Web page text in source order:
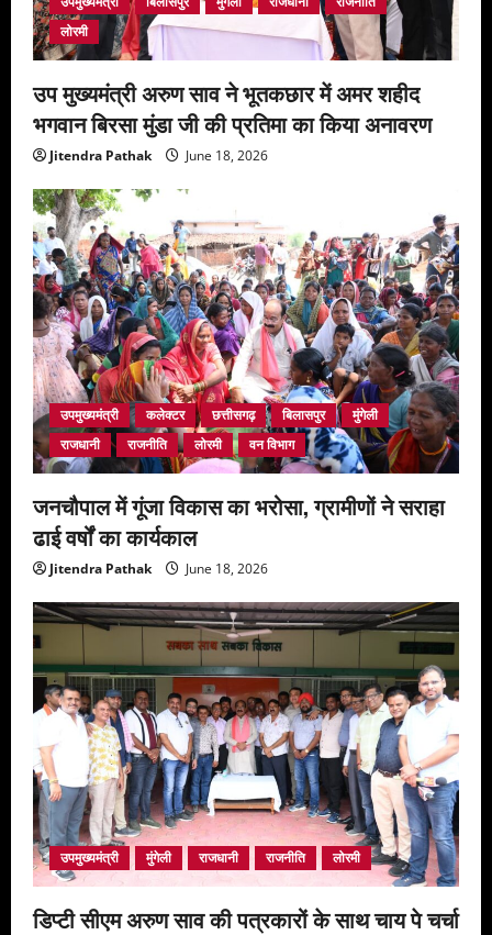
लोरमी
उप मुख्यमंत्री अरुण साव ने भूतकछार में अमर शहीद
भगवान बिरसा मुंडा जी की प्रतिमा का किया अनावरण
Jitendra Pathak June 18, 2026
उपमुख्यमंत्री कलेक्टर छत्तीसगढ़ बिलासपुर
मुंगेली
राजधानी
राजनीति लोरमी वन विभाग
जनचौपाल में गूंजा विकास का भरोसा, ग्रामीणों ने सराहा
ढाई वर्षों का कार्यकाल
Jitendra Pathak June 18, 2026
उपमुख्यमंत्री मुंगेली राजधानी राजनीति लोरमी
डिप्टी सीएम अरुण साव की पत्रकारों के साथ चाय पे चर्चा